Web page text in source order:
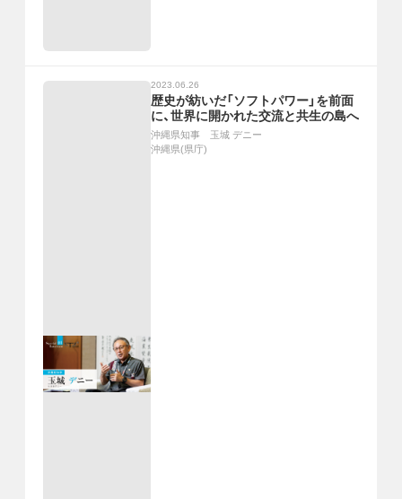
2023.06.26
歴史が紡いだ「ソフトパワー」を前面
に、世界に開かれた交流と共生の島へ
沖縄県知事 玉城 デニー
沖縄県(県庁)